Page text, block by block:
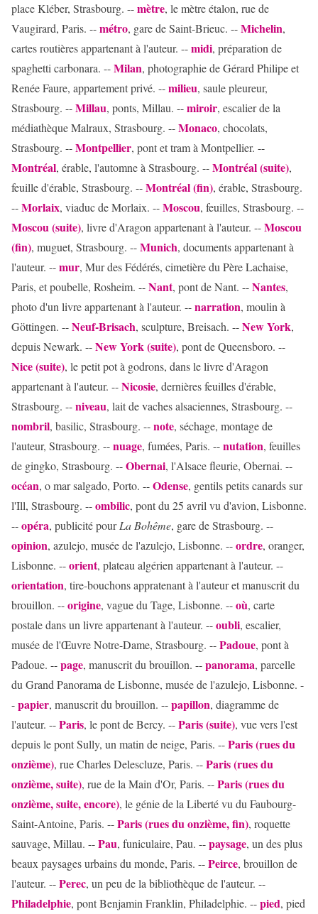
place Kléber, Strasbourg. --mètre, le mètre étalon, rue de
Vaugirard, Paris. --métro, gare de Saint-Brieuc. --Michelin,
cartes routières appartenant à l'auteur. --midi, préparation de
spaghetti carbonara. --Milan, photographie de Gérard Philipe et
Renée Faure, appartement privé. --milieu, saule pleureur,
Strasbourg. --Millau, ponts, Millau. --miroir, escalier de la
médiathèque Malraux, Strasbourg. --Monaco, chocolats,
Strasbourg. --Montpellier, pont et tram à Montpellier. --
Montréal, érable, l'automne à Strasbourg. --Montréal (suite),
feuille d'érable, Strasbourg. --Montréal (fin), érable, Strasbourg.
--Morlaix, viaduc de Morlaix. --Moscou, feuilles, Strasbourg. --
Moscou (suite), livre d'Aragon appartenant à l'auteur. --Moscou
(fin), muguet, Strasbourg. --Munich, documents appartenant à
l'auteur. --mur, Mur des Fédérés, cimetière du Père Lachaise,
Paris, et poubelle, Rosheim. --Nant, pont de Nant. --Nantes,
photo d'un livre appartenant à l'auteur. --narration, moulin à
Göttingen. --Neuf-Brisach, sculpture, Breisach. --New York,
depuis Newark. --New York (suite), pont de Queensboro. --
Nice (suite), le petit pot à godrons, dans le livre d'Aragon
appartenant à l'auteur. --Nicosie, dernières feuilles d'érable,
Strasbourg. --niveau, lait de vaches alsaciennes, Strasbourg. --
nombril, basilic, Strasbourg. --note, séchage, montage de
l'auteur, Strasbourg. --nuage, fumées, Paris. --nutation, feuilles
de gingko, Strasbourg. --Obernai, l'Alsace fleurie, Obernai. --
océan, o mar salgado, Porto. --Odense, gentils petits canards sur
l'Ill, Strasbourg. --ombilic, pont du 25 avril vu d'avion, Lisbonne.
--opéra, publicité pourLa Bohême, gare de Strasbourg. --
opinion, azulejo, musée de l'azulejo, Lisbonne. --ordre, oranger,
Lisbonne. --orient, plateau algérien appartenant à l'auteur. --
orientation, tire-bouchons appratenant à l'auteur et manuscrit du
brouillon. --origine, vague du Tage, Lisbonne. --où, carte
postale dans un livre appartenant à l'auteur. --oubli, escalier,
musée de l'Œuvre Notre-Dame, Strasbourg. --Padoue, pont à
Padoue. --page, manuscrit du brouillon. --panorama, parcelle
du Grand Panorama de Lisbonne, musée de l'azulejo, Lisbonne. -
-papier, manuscrit du brouillon. --papillon, diagramme de
l'auteur. --Paris, le pont de Bercy. --Paris (suite), vue vers l'est
depuis le pont Sully, un matin de neige, Paris. --Paris (rues du
onzième), rue Charles Delescluze, Paris. --Paris (rues du
onzième, suite), rue de la Main d'Or, Paris. --Paris (rues du
onzième, suite, encore), le génie de la Liberté vu du Faubourg-
Saint-Antoine, Paris. --Paris (rues du onzième, fin), roquette
sauvage, Millau. --Pau, funiculaire, Pau. --paysage, un des plus
beaux paysages urbains du monde, Paris. --Peirce, brouillon de
l'auteur. --Perec, un peu de la bibliothèque de l'auteur. --
Philadelphie, pont Benjamin Franklin, Philadelphie. --pied, pied